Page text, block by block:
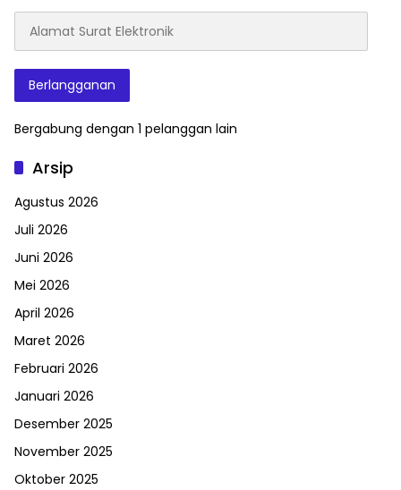
Surat
Berlangganan
Bergabung dengan 1 pelanggan lain
Arsip
Agustus 2026
Juli 2026
Juni 2026
Mei 2026
April 2026
Maret 2026
Februari 2026
Januari 2026
Desember 2025
November 2025
Oktober 2025